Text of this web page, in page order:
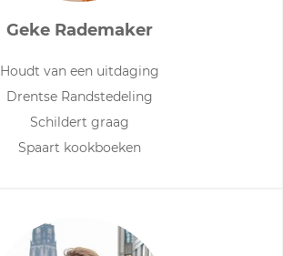
Geke Rademaker
Houdt van een uitdaging
Drentse Randstedeling
Schildert graag
Spaart kookboeken